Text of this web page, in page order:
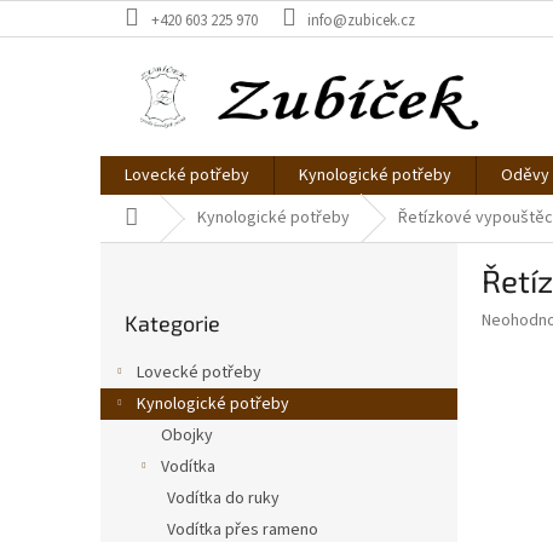
na
+420 603 225 970 info@zubicek.cz
Lovecké potřeby Kynologické potřeby
Domů Kynologické potřeby Řetízkové
a
n
kategorie
Kategorie
Lovecké potřeby
Kynologické potřeby
Obojky
Vodítka
Vodítka do ruky
Vodítka přes rameno
Průměrné